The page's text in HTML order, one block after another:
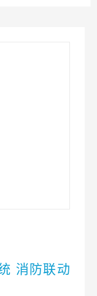
消防联动